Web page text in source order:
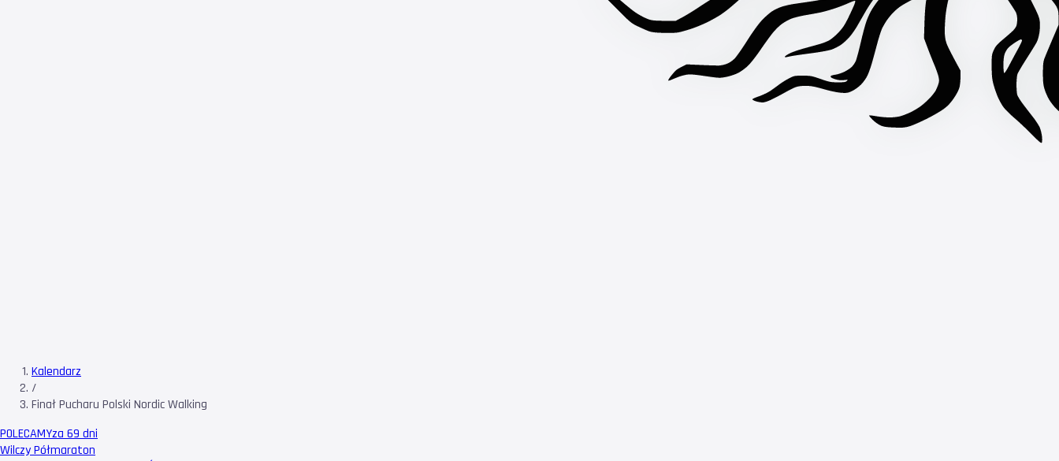
Kalendarz
/
Finał Pucharu Polski Nordic Walking
POLECAMYza 69 dni
Wilczy Półmaraton